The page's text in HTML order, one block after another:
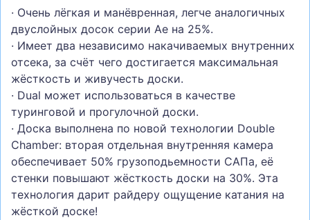
· Очень лёгкая и манёвренная, легче аналогичных
двуслойных досок серии Ае на 25%.
· Имеет два независимо накачиваемых внутренних
отсека, за счёт чего достигается максимальная
жёсткость и живучесть доски.
· Dual может использоваться в качестве
туринговой и прогулочной доски.
· Доска выполнена по новой технологии Double
Chamber: вторая отдельная внутренняя камера
обеспечивает 50% грузоподьемности САПа, её
стенки повышают жёсткость доски на 30%. Эта
технология дарит райдеру ощущение катания на
жёсткой доске!